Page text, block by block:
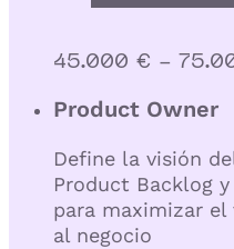
45.000 € -
Product Owner
Define la visión
Product Backlog
para maximizar
al negocio